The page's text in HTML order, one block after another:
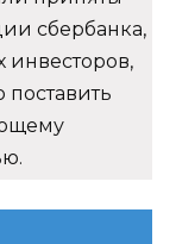
сбербанка,
инвесторов,
поставить